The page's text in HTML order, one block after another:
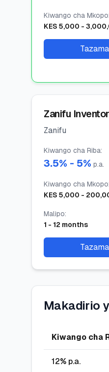
Kiwango cha Mkopo:
KES 5,000 -
Zanifu
Zanifu
Kiwango cha Riba:
3.5% - 5% p.a.
Kiwango cha Mkopo:
KES 5,000 -
Malipo:
1 - 12 months
Makadirio
Kiwango cha
12% p.a.